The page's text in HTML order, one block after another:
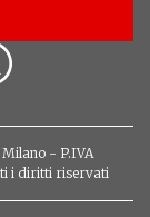
- P.IVA
i diritti riservati